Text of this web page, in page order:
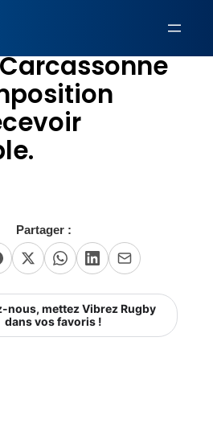
Partager :
nous, mettez Vibrez Rugby
dans vos favoris !